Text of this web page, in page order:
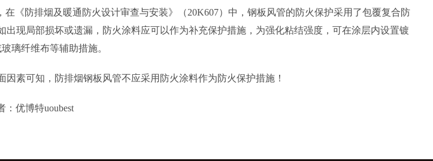
《防排烟及暖通防火设计审查与安装》（20K607）中，钢板风管的防火保护采用了包覆复合防
现局部损坏或遗漏，防火涂料应可以作为补充保护措施，为强化粘结强度，可在涂层内设置镀
璃纤维布等辅助措施。
素可知，防排烟钢板风管不应采用防火涂料作为防火保护措施！
：‍优博特uoubest